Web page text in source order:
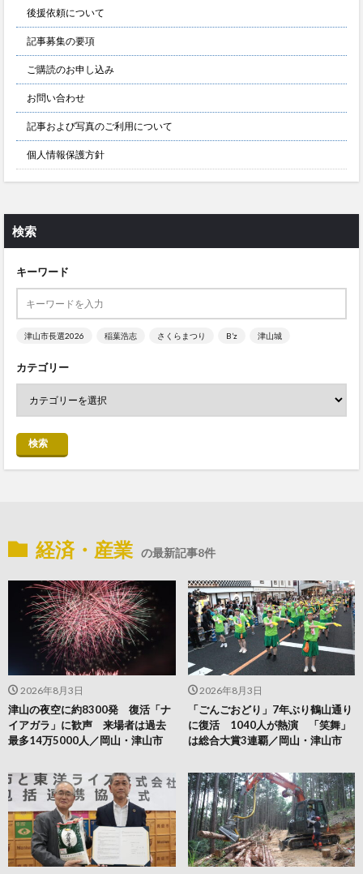
後援依頼について
記事募集の要項
ご購読のお申し込み
お問い合わせ
記事および写真のご利用について
個人情報保護方針
検索
キーワード
津山市長選2026 稲葉浩志 さくらまつり B’z 津山城
カテゴリー
検索
経済・産業 の最新記事8件
2026年8月3日
「ごんごおどり」7年ぶり鶴山通り
に復活 1040人が熱演 「笑舞」
は総合大賞3連覇／岡山・津山市
2026年8月3日
津山の夜空に約8300発 復活「ナ
イアガラ」に歓声 来場者は過去
最多14万5000人／岡山・津山市